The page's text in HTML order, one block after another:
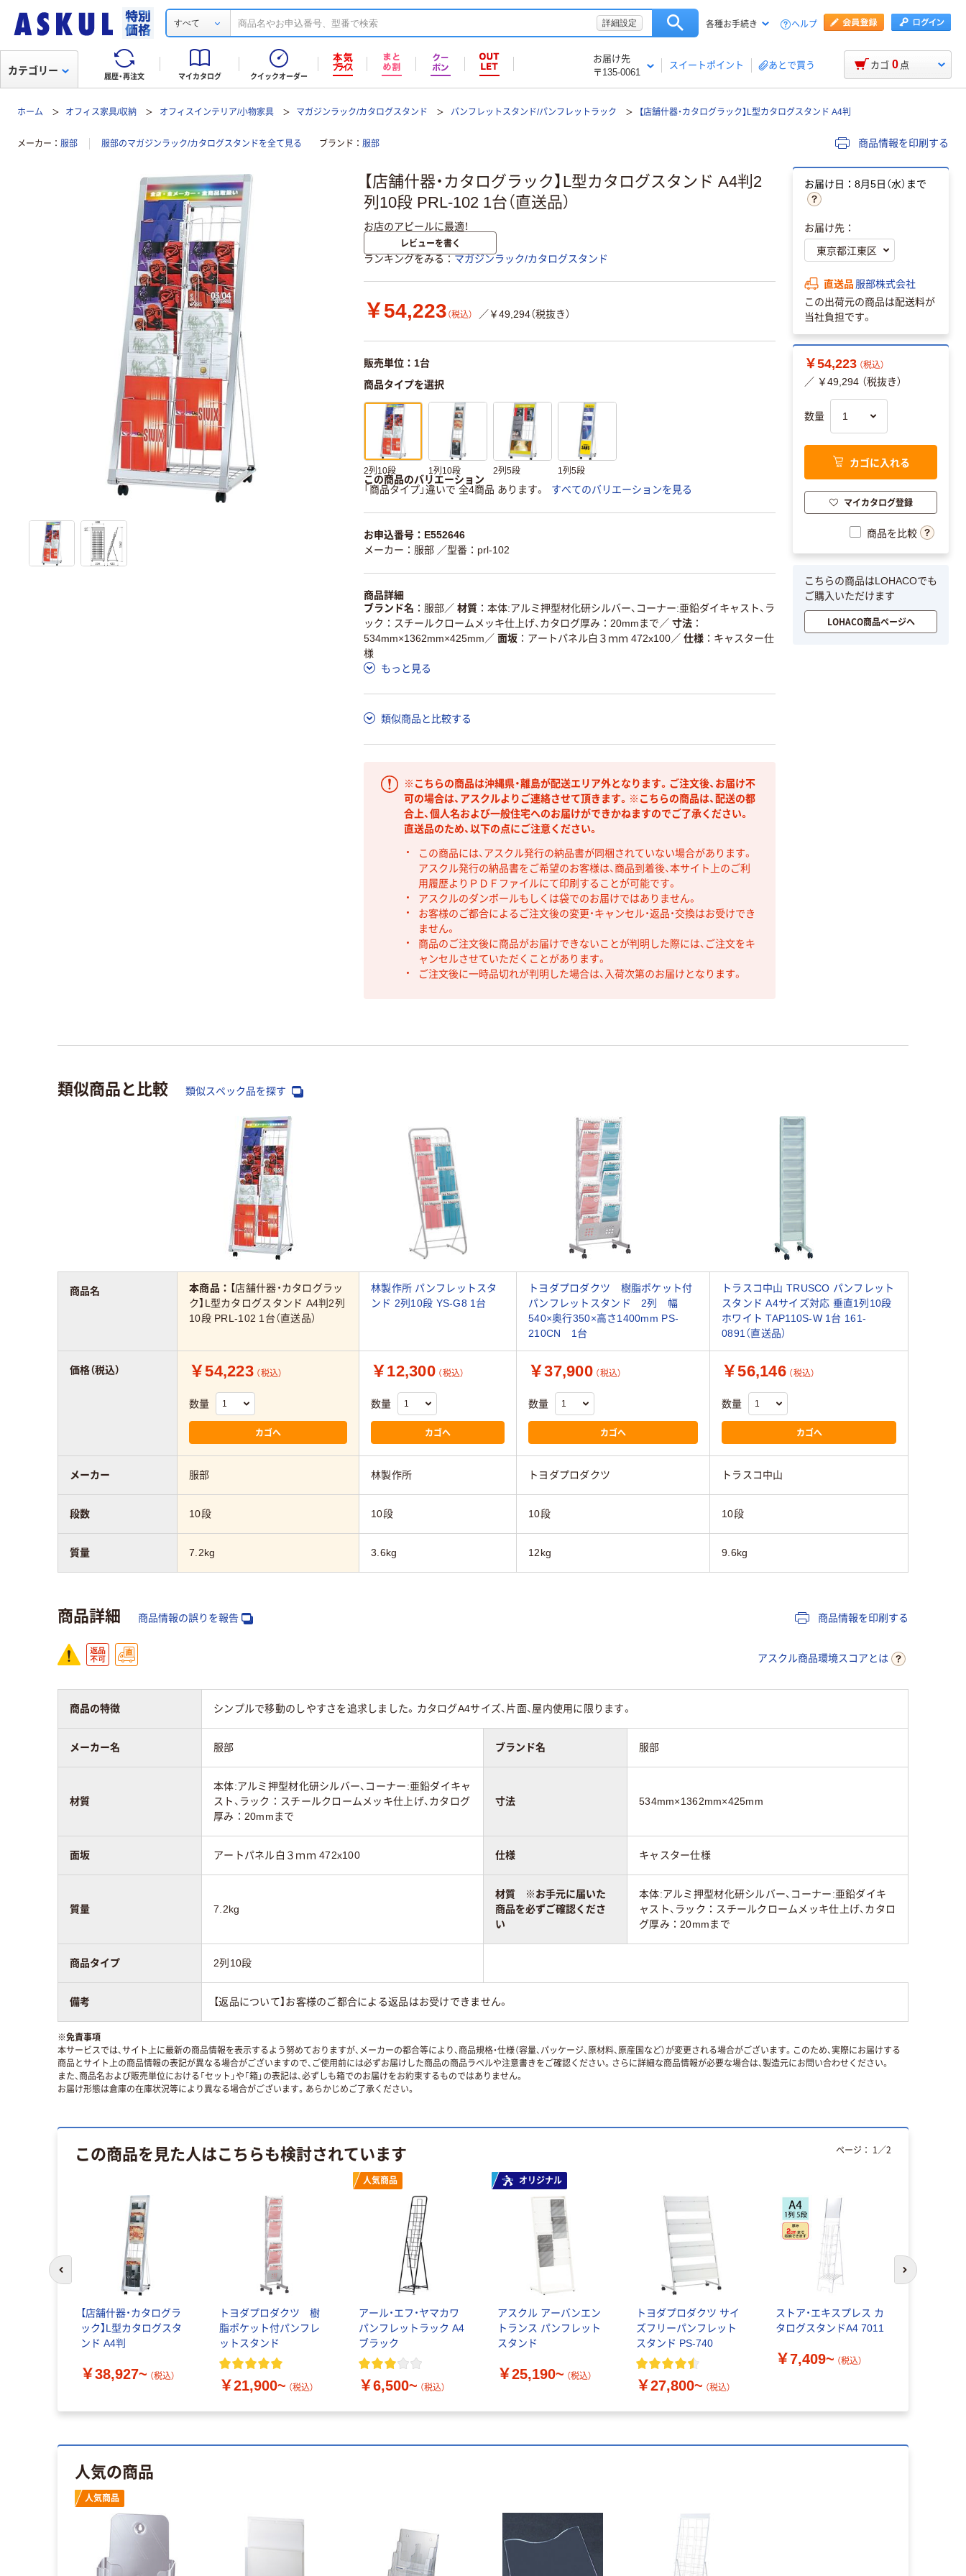
すべて 詳細設定 各種お手続き ヘルプ
履歴・再注文 マイカタログ クイックオーダー
お届け先
〒135-0061
スイートポイント あとで買う
カテゴリー カゴ 0 点
ホーム オフィス家具/収納 オフィスインテリア/小物家具 マガジンラック/カタログスタンド パンフレットスタンド/パンフレットラック 【店舗什器・カタログラック】L型カタログスタンド A4判
メーカー 服部 服部のマガジンラック/カタログスタンドを全て見る ブランド 服部 商品情報を印刷する
【店舗什器・カタログラック】L型カタログスタンド A4判2
列10段 PRL-102 1台（直送品）
お店のアピールに最適！
レビューを書く
ランキングをみる マガジンラック/カタログスタンド
￥54,223 （税込） ／￥49,294（税抜き）
販売単位：1台
商品タイプを選択
2列10段 1列10段 2列5段 1列5段
この商品のバリエーション
「商品タイプ」違いで 全4商品 あります。
すべてのバリエーションを見る
お申込番号：E552646
メーカー：服部 ／型番：prl-102
商品詳細
ブランド名
服部／ 材質
本体:アルミ押型材化研シルバー、コーナー:亜鉛ダイキャスト、ラ
ック：スチールクロームメッキ仕上げ、カタログ厚み：20mmまで ／ 寸法
534mm×1362mm×425mm ／ 面坂 アートパネル白３ｍｍ 472x100／ 仕様
キャスター仕
様
もっと見る
類似商品と比較する
※こちらの商品は沖縄県・離島が配送エリア外となります。ご注文後、お届け不
可の場合は、アスクルよりご連絡させて頂きます。※こちらの商品は、配送の都
合上、個人名および一般住宅へのお届けができかねますのでご了承ください。
直送品のため、以下の点にご注意ください。
この商品には、アスクル発行の納品書が同梱されていない場合があります。
アスクル発行の納品書をご希望のお客様は、商品到着後、本サイト上のご利
用履歴よりＰＤＦファイルにて印刷することが可能です。
アスクルのダンボールもしくは袋でのお届けではありません。
お客様のご都合によるご注文後の変更・キャンセル・返品・交換はお受けでき
ません。
商品のご注文後に商品がお届けできないことが判明した際には、ご注文をキ
ャンセルさせていただくことがあります。
ご注文後に一時品切れが判明した場合は、入荷次第のお届けとなります。
お届け日：8月5日（水）まで
お届け先：
直送品 服部株式会社
この出荷元の商品は配送料が
当社負担です。
￥54,223 （税込）
／ ￥49,294 （税抜き）
数量
カゴに入れる
マイカタログ登録
商品を比較
こちらの商品はLOHACOでも
ご購入いただけます
LOHACO商品ページへ
類似商品と比較 類似スペック品を探す
商品名 本商品： 【店舗什器・カタログラッ
ク】L型カタログスタンド A4判2列
10段 PRL-102 1台（直送品）
林製作所 パンフレットスタ
ンド 2列10段 YS-G8 1台
トヨダプロダクツ 樹脂ポケット付
パンフレットスタンド 2列 幅
540×奥行350×高さ1400mm PS-
210CN 1台
トラスコ中山 TRUSCO パンフレット
スタンド A4サイズ対応 垂直1列10段
ホワイト TAP110S-W 1台 161-
0891（直送品）
価格（税込） ￥54,223 （税込）
数量
カゴへ
￥12,300 （税込）
数量
カゴへ
￥37,900 （税込）
数量
カゴへ
￥56,146 （税込）
数量
カゴへ
メーカー 服部 林製作所 トヨダプロダクツ トラスコ中山
段数 10段 10段 10段 10段
質量 7.2kg 3.6kg 12kg 9.6kg
商品詳細 商品情報の誤りを報告 商品情報を印刷する
アスクル商品環境スコアとは
商品の特徴 シンプルで移動のしやすさを追求しました。カタログA4サイズ、片面、屋内使用に限ります。
メーカー名 服部 ブランド名 服部
材質
本体:アルミ押型材化研シルバー、コーナー:亜鉛ダイキャ
スト、ラック：スチールクロームメッキ仕上げ、カタログ
厚み：20mmまで
寸法 534mm×1362mm×425mm
面坂 アートパネル白３ｍｍ 472x100 仕様 キャスター仕様
質量 7.2kg
材質 ※お手元に届いた
商品を必ずご確認くださ
い
本体:アルミ押型材化研シルバー、コーナー:亜鉛ダイキ
ャスト、ラック：スチールクロームメッキ仕上げ、カタロ
グ厚み：20mmまで
商品タイプ 2列10段
備考 【返品について】お客様のご都合による返品はお受けできません。
※免責事項
本サービスでは、サイト上に最新の商品情報を表示するよう努めておりますが、メーカーの都合等により、商品規格・仕様（容量、パッケージ、原材料、原産国など）が変更される場合がございます。このため、実際にお届けする
商品とサイト上の商品情報の表記が異なる場合がございますので、ご使用前には必ずお届けした商品の商品ラベルや注意書きをご確認ください。さらに詳細な商品情報が必要な場合は、製造元にお問い合わせください。
また、商品名および販売単位における「セット」や「箱」の表記は、必ずしも箱でのお届けをお約束するものではありません。
お届け形態は倉庫の在庫状況等により異なる場合がございます。あらかじめご了承ください。
この商品を見た人はこちらも検討されています
【店舗什器・カタログラ
ック】L型カタログスタ
ンド A4判
￥38,927~ （税込）
トヨダプロダクツ 樹
脂ポケット付パンフレ
ットスタンド
￥21,900~ （税込）
人気商品
アール・エフ・ヤマカワ
パンフレットラック A4
ブラック
￥6,500~ （税込）
オリジナル
アスクル アーバンエン
トランス パンフレット
スタンド
￥25,190~ （税込）
トヨダプロダクツ サイ
ズフリーパンフレット
スタンド PS-740
￥27,800~ （税込）
ストア・エキスプレス カ
タログスタンドA4 7011
￥7,409~ （税込）
ページ： 1 ／2
前のスライドへ 次のスライド
人気の商品
人気商品